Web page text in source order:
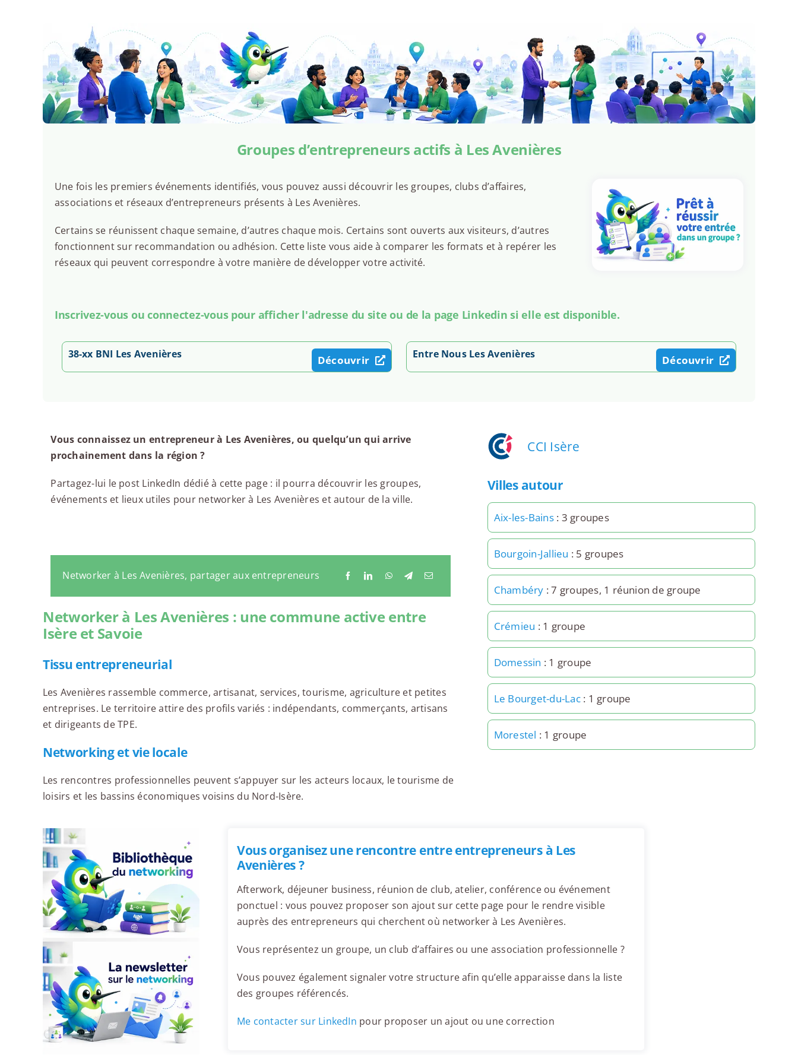
Groupes d’entrepreneurs actifs à Les Avenières
Une fois les premiers événements identifiés, vous pouvez aussi découvrir les groupes, clubs d’affaires,
associations et réseaux d’entrepreneurs présents à Les Avenières.
Certains se réunissent chaque semaine, d’autres chaque mois. Certains sont ouverts aux visiteurs, d’autres
fonctionnent sur recommandation ou adhésion. Cette liste vous aide à comparer les formats et à repérer les
réseaux qui peuvent correspondre à votre manière de développer votre activité.
Inscrivez-vous ou connectez-vous pour afficher l'adresse du site ou de la page Linkedin si elle est disponible.
38-xx BNI Les Avenières Découvrir Entre Nous Les Avenières Découvrir
Vous connaissez un entrepreneur à Les Avenières, ou quelqu’un qui arrive
prochainement dans la région ?
Partagez-lui le post LinkedIn dédié à cette page : il pourra découvrir les groupes,
événements et lieux utiles pour networker à Les Avenières et autour de la ville.
Networker à Les Avenières, partager aux entrepreneurs
Networker à Les Avenières : une commune active entre
Isère et Savoie
Tissu entrepreneurial
Les Avenières rassemble commerce, artisanat, services, tourisme, agriculture et petites
entreprises. Le territoire attire des profils variés : indépendants, commerçants, artisans
et dirigeants de TPE.
Networking et vie locale
Les rencontres professionnelles peuvent s’appuyer sur les acteurs locaux, le tourisme de
loisirs et les bassins économiques voisins du Nord-Isère.
CCI Isère
Villes autour
Aix-les-Bains: 3 groupes
Bourgoin-Jallieu : 5 groupes
Chambéry : 7 groupes, 1 réunion de groupe
Crémieu : 1 groupe
Domessin : 1 groupe
Le Bourget-du-Lac: 1 groupe
Morestel : 1 groupe
Vous organisez une rencontre entre entrepreneurs à Les
Avenières ?
Afterwork, déjeuner business, réunion de club, atelier, conférence ou événement
ponctuel : vous pouvez proposer son ajout sur cette page pour le rendre visible
auprès des entrepreneurs qui cherchent où networker à Les Avenières.
Vous représentez un groupe, un club d’affaires ou une association professionnelle ?
Vous pouvez également signaler votre structure afin qu’elle apparaisse dans la liste
des groupes référencés.
Me contacter sur LinkedIn pour proposer un ajout ou une correction